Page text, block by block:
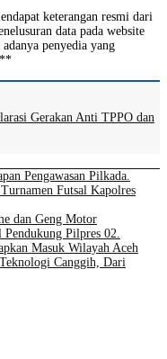
keterangan resmi dari
data pada website
penyedia yang
Gerakan Anti TPPO dan
Pengawasan Pilkada.
Futsal Kapolres
dan Geng Motor
Pilpres 02.
Masuk Wilayah Aceh
Canggih, Dari